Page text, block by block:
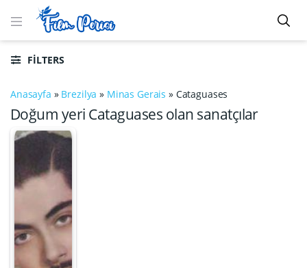
FILTERS
Anasayfa » Brezilya » Minas Gerais » Cataguases
Doğum yeri Cataguases olan sanatçılar